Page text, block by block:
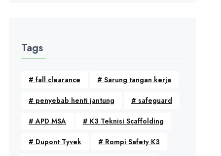
Tags
# fall clearance # Sarung tangan kerja
# penyebab henti jantung # safeguard
#APD MSA # K3 Teknisi Scaffolding
# Dupont Tyvek # Rompi Safety K3